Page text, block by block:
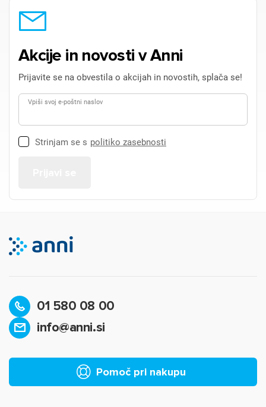
Akcije in novosti v Anni
Prijavite se na obvestila o akcijah in novostih, splača se!
Vpiši svoj e-poštni naslov
Strinjam se s politiko zasebnosti
01 580 08 00
info@anni.si
Pomoč pri nakupu